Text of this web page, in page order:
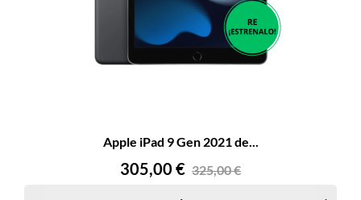
Apple iPad 9 Gen 2021 de...
Precio
305,00 € Precio
325,00 €